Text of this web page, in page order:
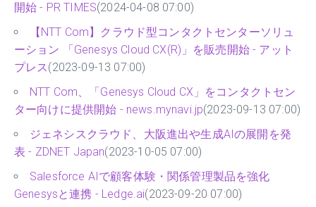
開始 - PR TIMES(2024-04-08 07:00)
【NTT Com】クラウド型コンタクトセンターソリュ
ーション 「Genesys Cloud CX(R)」を販売開始 - アット
プレス(2023-09-13 07:00)
NTT Com、「Genesys Cloud CX」をコンタクトセン
ター向けに提供開始 - news.mynavi.jp(2023-09-13 07:00)
ジェネシスクラウド、大阪進出や生成AIの展開を発
表 - ZDNET Japan(2023-10-05 07:00)
Salesforce AIで顧客体験・関係管理製品を強化
Genesysと連携 - Ledge.ai(2023-09-20 07:00)